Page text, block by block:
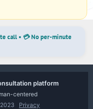
call • 💳 No per-minute
platform
centered
Privacy